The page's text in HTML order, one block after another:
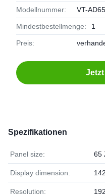
Modellnummer: VT-
Mindestbestellmenge: 1
Preis:
Spezifikationen
Panel size: 65
Display dimension:
Resolution: